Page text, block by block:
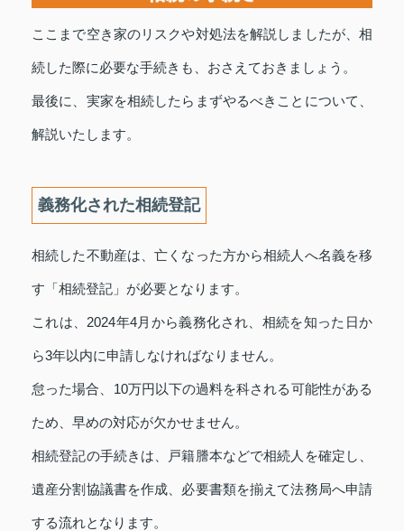
ここまで空き家のリスクや対処法を解説しましたが、相
続した際に必要な手続きも、おさえておきましょう。
最後に、実家を相続したらまずやるべきことについて、
解説いたします。
義務化された相続登記
相続した不動産は、亡くなった方から相続人へ名義を移
す「相続登記」が必要となります。
これは、2024年4月から義務化され、相続を知った日か
ら3年以内に申請しなければなりません。
怠った場合、10万円以下の過料を科される可能性がある
ため、早めの対応が欠かせません。
相続登記の手続きは、戸籍謄本などで相続人を確定し、
遺産分割協議書を作成、必要書類を揃えて法務局へ申請
する流れとなります。